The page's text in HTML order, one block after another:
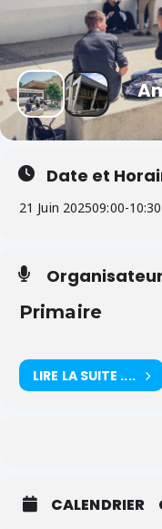
Date et
21 Juin 202509:00-10:30
Primaire
LIRE LA SUITE ....
CALENDRIER